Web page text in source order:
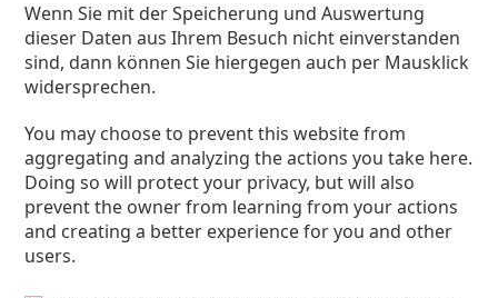
Wenn Sie mit der Speicherung und Auswertung
dieser Daten aus Ihrem Besuch nicht einverstanden
sind, dann können Sie hiergegen auch per Mausklick
widersprechen.
You may choose to prevent this website from
aggregating and analyzing the actions you take here.
Doing so will protect your privacy, but will also
prevent the owner from learning from your actions
and creating a better experience for you and other
users.